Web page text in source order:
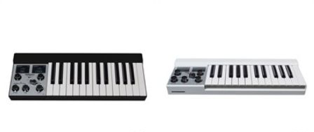
キーボード 電子ピアノ